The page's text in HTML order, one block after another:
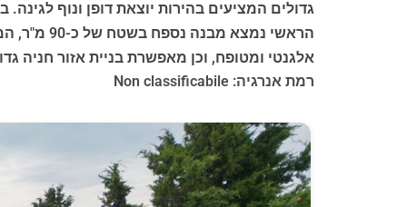
גדולים המציעים בהירות יוצאת דופן ונוף
אלגנטי ומטופח, וכן מאפשרת בניית אזור חניה
רמת אנרגיה: Non classificabile